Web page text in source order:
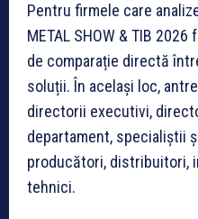
Pentru firmele care
METAL SHOW & TIB
de comparație directă
soluții. În același loc,
directorii executivi,
departament, specialiștii
producători, distribuitori,
tehnici.